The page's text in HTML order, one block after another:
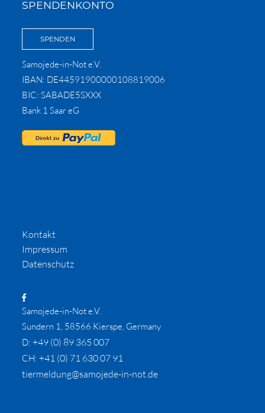
SPENDENKONTO
SPENDEN
Samojede-in-Not e.V.
IBAN: DE44591900000108819006
BIC: SABADE5SXXX
Bank 1 Saar eG
Kontakt
Impressum
Datenschutz
Samojede-in-Not e.V.
Sundern 1, 58566 Kierspe, Germany
D:+49 (0) 89 365 007
CH:+41 (0) 71 630 07 91
tiermeldung@samojede-in-not.de